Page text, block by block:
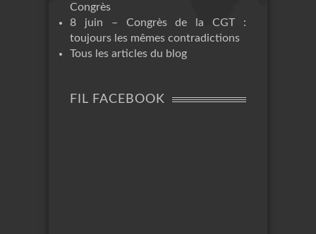
Congrès
8 juin – Congrès de la CGT :
toujours les mêmes contradictions
Tous les articles du blog
FIL FACEBOOK